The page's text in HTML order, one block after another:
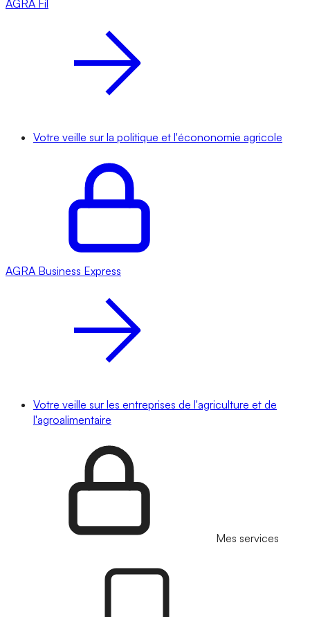
AGRA Fil
Votre veille sur la politique et l'écononomie agricole
AGRA Business Express
Votre veille sur les entreprises de l'agriculture et de
l'agroalimentaire
Mes services